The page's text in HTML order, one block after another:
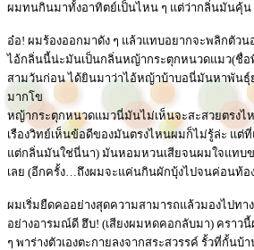
ผมทนกินมาทั้งอาทิตย์เป็นไหน ๆ แต่ว่ากลิ่นมันคุ้น
อ๋อ! ผมร้องออกมาดัง ๆ แล้วแทบอยากจะพลิกตัว
ไอ้กลิ่นนี้น่ะมันเป็นกลิ่นหญ้ากระตุกหนวดแมว(ชื่อ
สามวันก่อน ได้ยินมาว่าไอ้หญ้าบ้าบอนี่มันหาพันธุ์ย
มากโข
หญ้ากระตุกหนวดแมวนี่มันไม่เห็นจะสะสวยตรงไ
เรืองวิทย์เห็นข้อดีของมันตรงไหนผมก็ไม่รู้ล่ะ แต่
แต่กลิ่นมันใช่นี่นา) มันหอมหวนเสียจนผมใจแทบ
เลย (อีกครั้ง…ถึงผมจะแค่นกินผักบุ้งไปจนค่อนท้อ
ผมเริ่มยืดคออย่างสุดความสามารถแล้วมองไปทา
อย่างอารมณ์ดี ฮึบ! (เสียงผมหดคอกลับมา) คราว
ๆ พาร่างตัวเองตะกายลงจากสระสวรรค์ รั้วที่กั้น